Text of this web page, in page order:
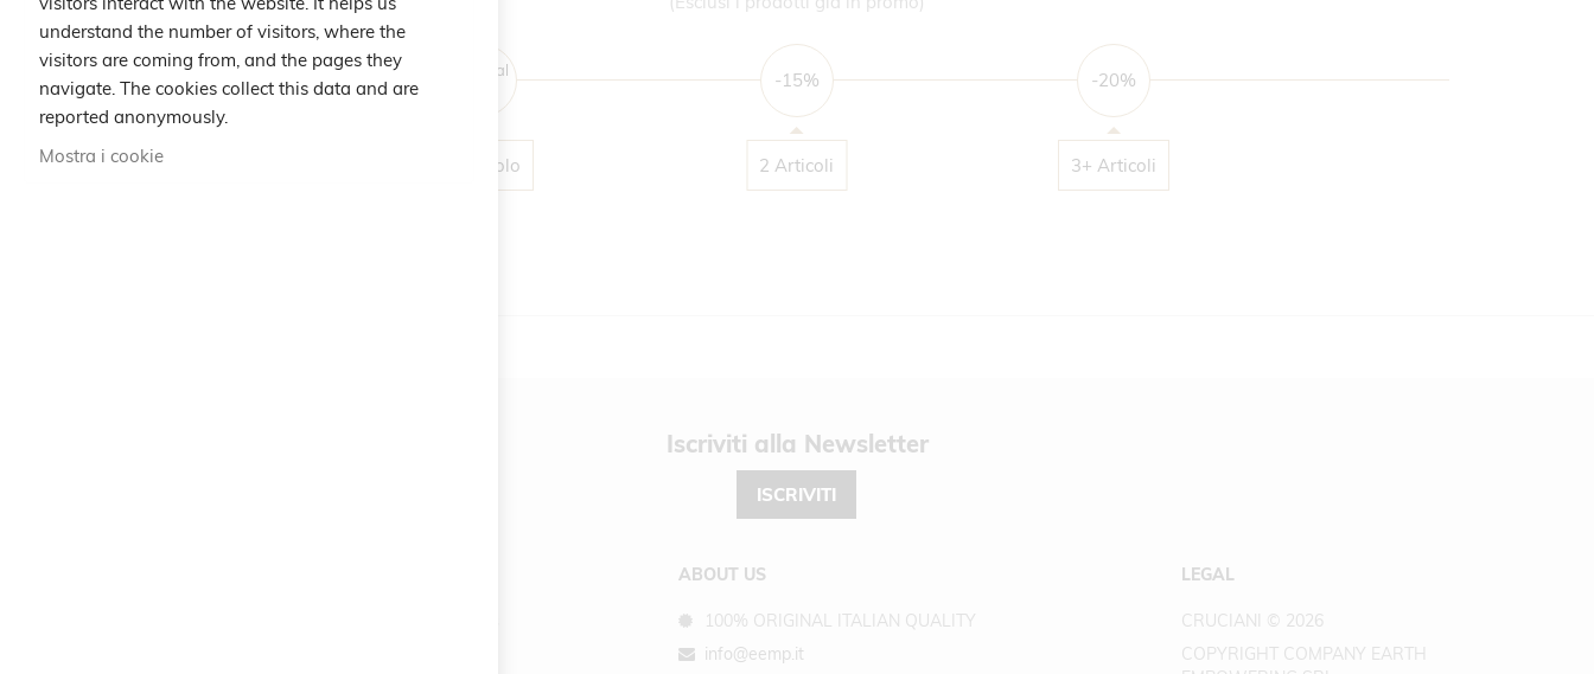
Original
1 Articolo
-15%
2 Articoli
-20%
3+ Articoli
Newsletter
ISCRIVITI
ABOUT US
100% ORIGINAL ITALIAN QUALITY
info@eemp.it
LEGAL
CRUCIANI © 2026
COPYRIGHT COMPANY EARTH
understand the number of visitors, where the
visitors are coming from, and the pages they
navigate. The cookies collect this data and are
reported anonymously.
Mostra i cookie